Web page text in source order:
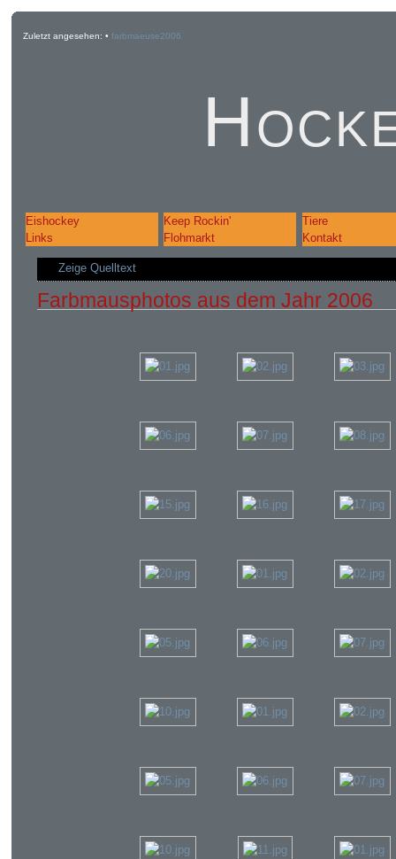
Zuletzt angesehen: • farbmaeuse2006
Eishockey Keep Rockin'
Tiere
Links
Flohmarkt Kontakt
Zeige Quelltext
Farbmausphotos aus dem Jahr 2006